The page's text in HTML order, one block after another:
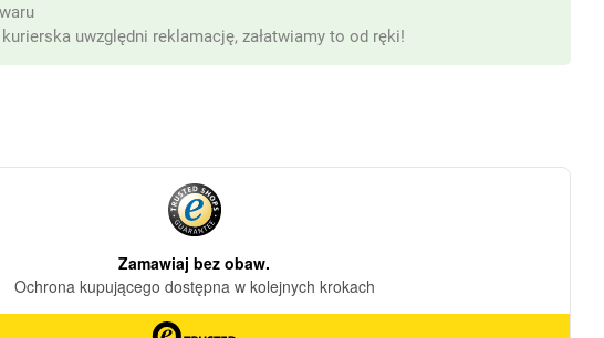
uwzględni reklamację, załatwiamy to od ręki!